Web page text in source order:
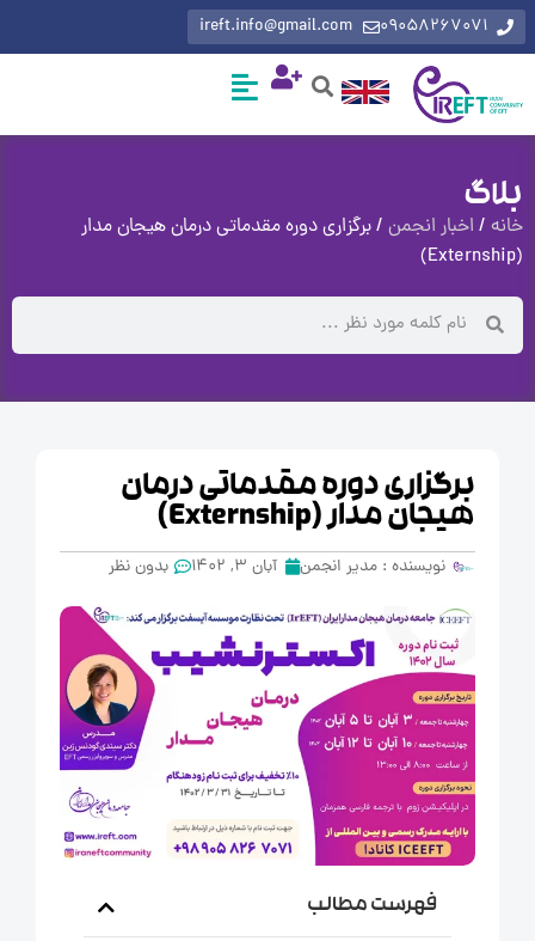
ireft.info@gmail.com
اخبار انجمن/ برگزاری دوره مقدماتی درمان هیجان مدار
برگزاری دوره مقدماتی درمان
هیجان مدار (Externship)
نویسنده :مدیر انجمن آبان 3, 1402 بدون نظر
فهرست مطالب